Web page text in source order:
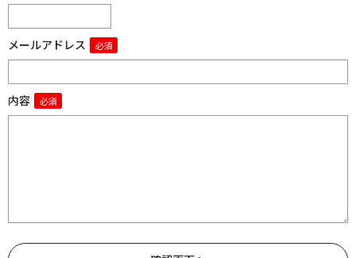
メールアドレス
内容